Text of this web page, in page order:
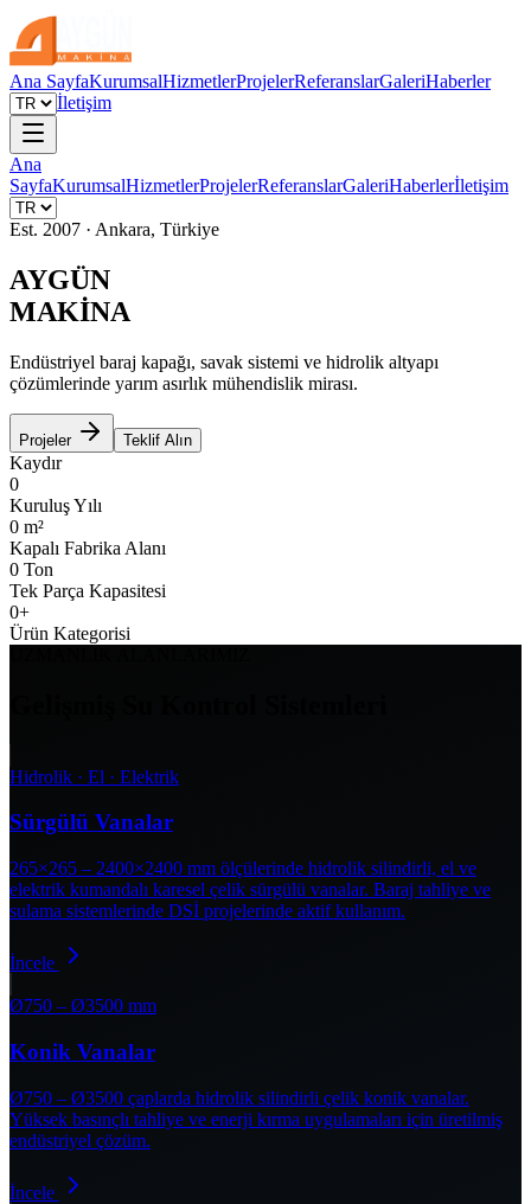
Ana SayfaKurumsalHizmetlerProjelerReferanslarGaleriHaberler
İletişim
Ana
SayfaKurumsalHizmetlerProjelerReferanslarGaleriHaberlerİletişim
Est. 2007 · Ankara, Türkiye
AYGÜN
MAKİNA
Endüstriyel baraj kapağı, savak sistemi ve hidrolik altyapı
çözümlerinde yarım asırlık mühendislik mirası.
Projeler Teklif Alın
Kaydır
0
Kuruluş Yılı
0 m²
Kapalı Fabrika Alanı
0 Ton
Tek Parça Kapasitesi
0+
Ürün Kategorisi
Hidrolik · El · Elektrik
Sürgülü Vanalar
265×265 – 2400×2400 mm ölçülerinde hidrolik silindirli, el ve
elektrik kumandalı karesel çelik sürgülü vanalar. Baraj tahliye ve
sulama sistemlerinde DSİ projelerinde aktif kullanım.
İncele
Ø750 – Ø3500 mm
Konik Vanalar
Ø750 – Ø3500 çaplarda hidrolik silindirli çelik konik vanalar.
Yüksek basınçlı tahliye ve enerji kırma uygulamaları için üretilmiş
endüstriyel çözüm.
İncele